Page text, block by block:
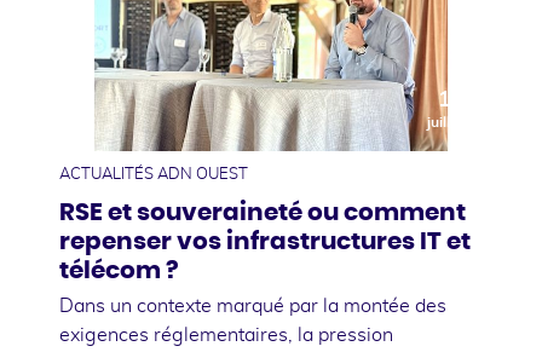
10
juillet
ACTUALITÉS ADN OUEST
RSE et souveraineté ou comment
repenser vos infrastructures IT et
télécom ?
Dans un contexte marqué par la montée des
exigences réglementaires, la pression